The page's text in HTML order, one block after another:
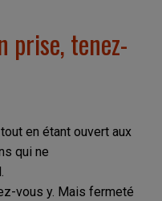
prise, tenez-
en étant ouvert aux
qui ne
vous y. Mais fermeté